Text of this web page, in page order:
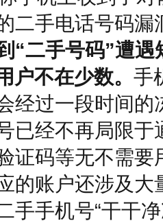
二手电话号码漏
“二手号码”遭遇
不在少数。 手
经过一段时间的
已经不再局限于
证码等无不需要
的账户还涉及大
手手机号“干干